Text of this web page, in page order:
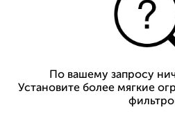
По вашему запросу
Установите более мягкие